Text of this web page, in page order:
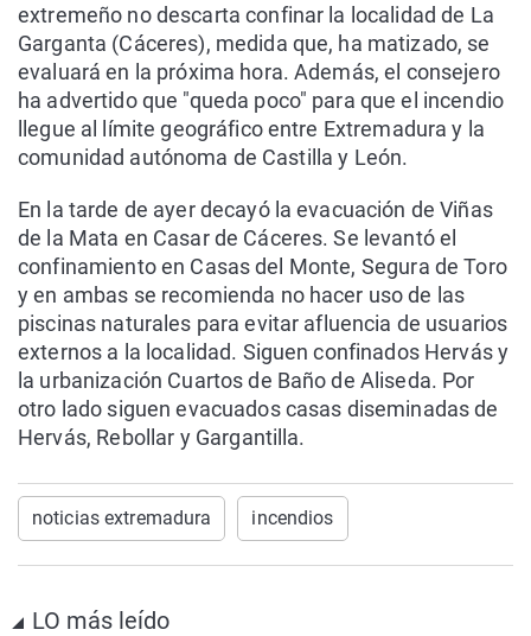
extremeño no descarta confinar la localidad de La
Garganta (Cáceres), medida que, ha matizado, se
evaluará en la próxima hora. Además, el consejero
ha advertido que "queda poco" para que el incendio
llegue al límite geográfico entre Extremadura y la
comunidad autónoma de Castilla y León.
En la tarde de ayer decayó la evacuación de Viñas
de la Mata en Casar de Cáceres. Se levantó el
confinamiento en Casas del Monte, ⁠Segura de Toro
y en ambas se recomienda no hacer uso de las
piscinas naturales para evitar afluencia de usuarios
externos a la localidad. Siguen confinados Hervás ⁠y
la urbanización Cuartos de Baño de Aliseda. Por
otro lado siguen evacuados casas diseminadas de
Hervás, ⁠Rebollar y ⁠Gargantilla.
noticias extremadura incendios
LO más leído